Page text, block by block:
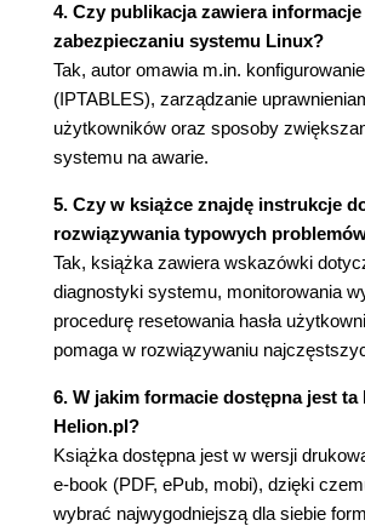
Rozdział 9. Sieci w systemie Linux
Najczęściej używane polecenia w
Konfiguracja IP i DNS (117)
Linux jako serwer DHCP (122)
IPTABLES, czyli firewall
Struktura i działanie mechanizmu
Przykłady użycia mechanizmu
Rotacja logów (134)
Rozdział 11. Instalacja i
serwerów (137)
Serwer LAMP (137)
Podstawowa konfiguracja
WWW (138)
Tworzenie i umieszczanie na
internetowej (140)
4. Czy publikacja zawiera informacje
zabezpieczaniu systemu Linux?
Tak, autor omawia m.in.
(IPTABLES), zarządzanie
użytkowników oraz sposoby
systemu na awarie.
5. Czy w książce znajdę instrukcje
rozwiązywania typowych
Tak, książka zawiera wskazówki
diagnostyki systemu, monitorowania
procedurę resetowania hasła
pomaga w rozwiązywaniu
6. W jakim formacie dostępna jest ta
Helion.pl?
Książka dostępna jest w wersji
e-book (PDF, ePub, mobi), dzięki
wybrać najwygodniejszą dla siebie